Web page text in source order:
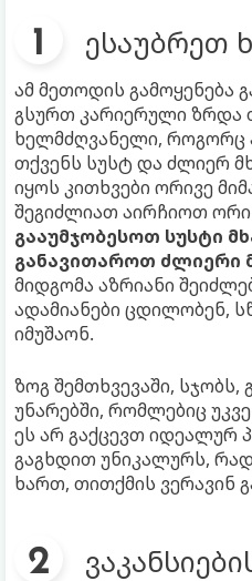
ესაუბრეთ
ამ მეთოდის გამოყენება
გსურთ კარიერული ზრდა
ხელმძღვანელი, როგორც
თქვენს სუსტ და ძლიერ
იყოს კითხვები ორივე
შეგიძლიათ აირჩიოთ
გააუმჯობესოთ სუსტი
განავითაროთ ძლიერი
მიდგომა აზრიანი
ადამიანები ცდილობენ,
იმუშაონ.
ზოგ შემთხვევაში,
უნარებში, რომლებიც
ეს არ გაქცევთ იდეალურ
გაგხდით უნიკალურს,
ხართ, თითქმის ვერავინ